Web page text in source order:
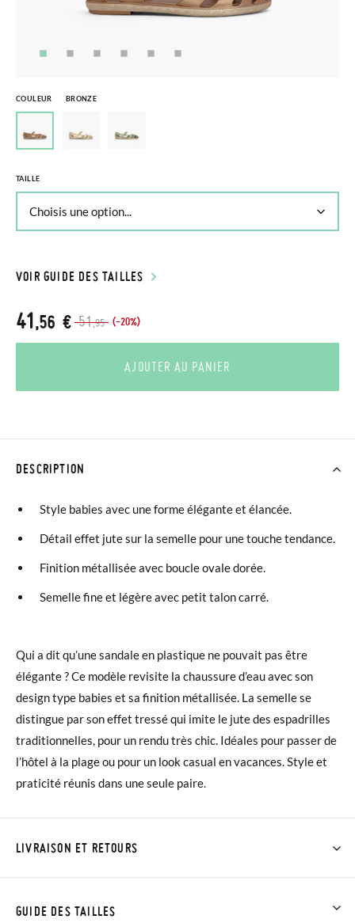
COULEUR BRONZE
TAILLE
VOIR GUIDE DES TAILLES
51,95 (-20%)
41,56 €
AJOUTER AU PANIER
DESCRIPTION
Style babies avec une forme élégante et élancée.
Détail effet jute sur la semelle pour une touche tendance.
Finition métallisée avec boucle ovale dorée.
Semelle fine et légère avec petit talon carré.
Qui a dit qu’une sandale en plastique ne pouvait pas être
élégante ? Ce modèle revisite la chaussure d’eau avec son
design type babies et sa finition métallisée. La semelle se
distingue par son effet tressé qui imite le jute des espadrilles
traditionnelles, pour un rendu très chic. Idéales pour passer de
l’hôtel à la plage ou pour un look casual en vacances. Style et
praticité réunis dans une seule paire.
LIVRAISON ET RETOURS
commandes inférieures à 30 €, la livraison standard coûte
GUIDE DES TAILLES